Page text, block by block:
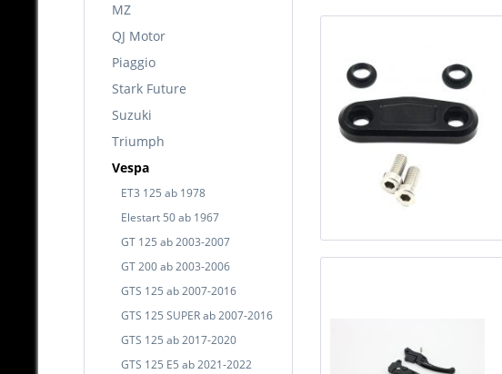
MZ
QJ Motor
Piaggio
Stark Future
Suzuki
Triumph
Vespa
ET3 125 ab 1978
Elestart 50 ab 1967
GT 125 ab 2003-2007
GT 200 ab 2003-2006
GTS 125 ab 2007-2016
GTS 125 SUPER ab 2007-2016
GTS 125 ab 2017-2020
GTS 125 E5 ab 2021-2022